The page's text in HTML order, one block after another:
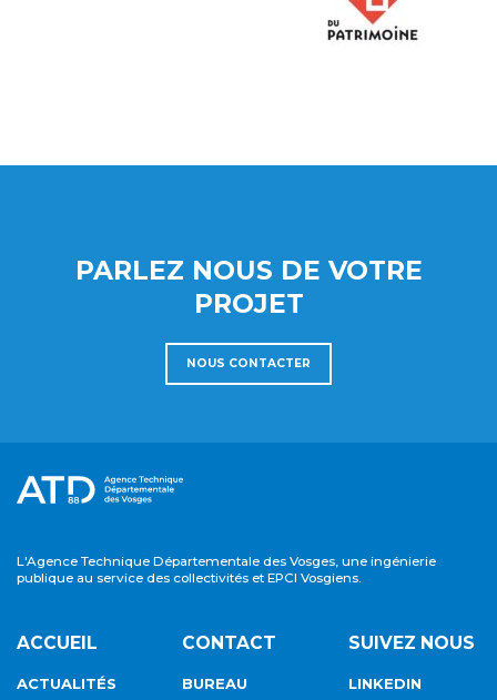
PARLEZ NOUS DE VOTRE
PROJET
NOUS CONTACTER
L'Agence Technique Départementale des Vosges, une ingénierie
publique au service des collectivités et EPCI Vosgiens.
ACCUEIL
ACTUALITÉS
CONTACT
BUREAU
SUIVEZ NOUS
LINKEDIN